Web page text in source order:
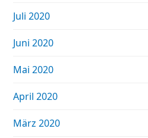
Juli 2020
Juni 2020
Mai 2020
April 2020
März 2020